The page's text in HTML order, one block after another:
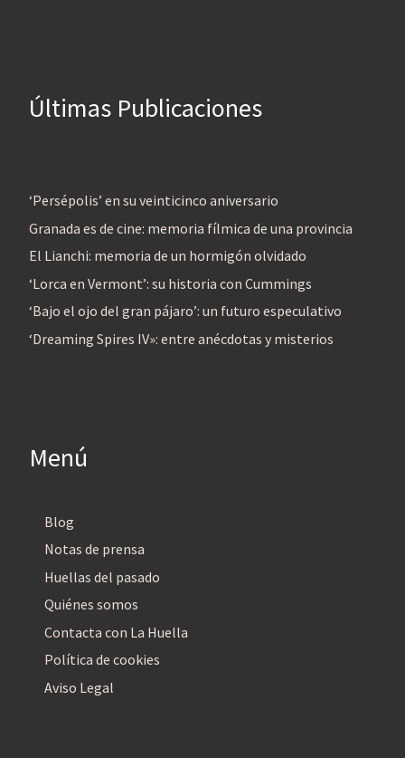
Últimas Publicaciones
‘Persépolis’ en su veinticinco aniversario
Granada es de cine: memoria fílmica de una provincia
El Lianchi: memoria de un hormigón olvidado
‘Lorca en Vermont’: su historia con Cummings
‘Bajo el ojo del gran pájaro’: un futuro especulativo
‘Dreaming Spires IV»: entre anécdotas y misterios
Menú
Blog
Notas de prensa
Huellas del pasado
Quiénes somos
Contacta con La Huella
Política de cookies
Aviso Legal